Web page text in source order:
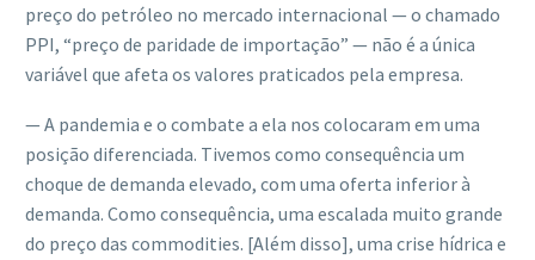
preço do petróleo no mercado internacional — o chamado
PPI, “preço de paridade de importação” — não é a única
variável que afeta os valores praticados pela empresa.
— A pandemia e o combate a ela nos colocaram em uma
posição diferenciada. Tivemos como consequência um
choque de demanda elevado, com uma oferta inferior à
demanda. Como consequência, uma escalada muito grande
do preço das commodities. [Além disso], uma crise hídrica e